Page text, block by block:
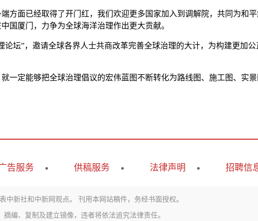
方面已经取得了开门红，我们欢迎更多国家加入到调解院，共同为和平
国厦门，力争为全球海洋治理作出更大贡献。
论坛”，邀请全球各界人士共商改革完善全球治理的大计，为构建更加公
定能够把全球治理倡议的宏伟蓝图不断转化为路线图、施工图、实
告服务 供稿服务 法律声明 招聘信
中新社和中新网观点。 刊用本网站稿件，务经书面授权。
摘编、复制及建立镜像，违者将依法追究法律责任。